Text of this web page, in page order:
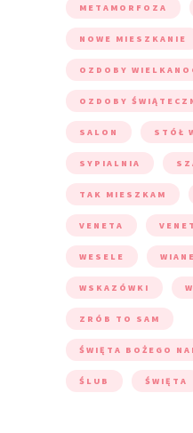
METAMORFOZA
NOWE MIESZKANIE
OZDOBY
OZDOBY
SALON STÓŁ
SYPIALNIA
TAK MIESZKAM
VENETA
WESELE
WSKAZÓWKI
ZRÓB TO SAM
ŚWIĘTA BOŻEGO
ŚLUB ŚWIĘTA